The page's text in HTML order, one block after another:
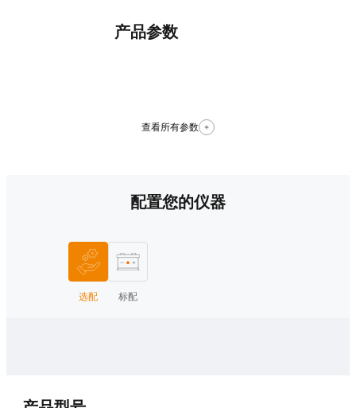
产品参数
查看所有参数
配置您的仪器
选配 标配